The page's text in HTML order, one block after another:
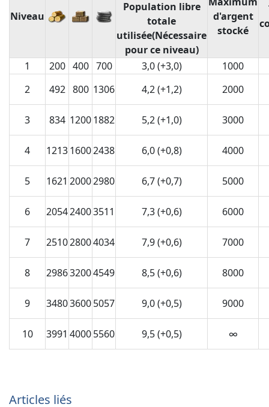
Niveau
Population libre
totale
utilisée(Nécessaire
pour ce niveau)
d'argent
stocké
1 200 400 700 3,0 (+3,0)
1000
2
492 800 1306 4,2 (+1,2) 2000
3 834 12001882 5,2 (+1,0) 3000
4 121316002438 6,0 (+0,8) 4000
5 1621 20002980 6,7 (+0,7) 5000
6 205424003511 7,3 (+0,6) 6000
7 251028004034 7,9 (+0,6) 7000
8 298632004549 8,5 (+0,6) 8000
9 348036005057 9,0 (+0,5) 9000
10 3991 40005560 9,5 (+0,5) ∞
Articles liés